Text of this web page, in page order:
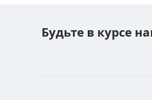
Будьте в курсе